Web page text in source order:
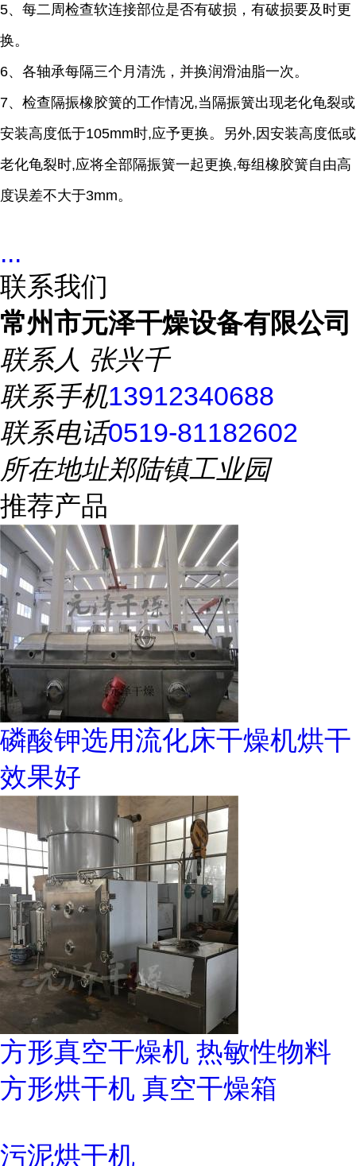
5、每二周检查软连接部位是否有破损，有破损要及时更
换。
6、各轴承每隔三个月清洗，并换润滑油脂一次。
7、检查隔振橡胶簧的工作情况,当隔振簧出现老化龟裂或
安装高度低于105mm时,应予更换。另外,因安装高度低或
老化龟裂时,应将全部隔振簧一起更换,每组橡胶簧自由高
度误差不大于3mm。
...
联系我们
常州市元泽干燥设备有限公司
联系人 张兴千
联系手机13912340688
联系电话0519-81182602
所在地址郑陆镇工业园
推荐产品
磷酸钾选用流化床干燥机烘干
效果好
方形真空干燥机 热敏性物料
方形烘干机 真空干燥箱
污泥烘干机